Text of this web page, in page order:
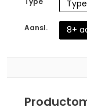
Type
Aansl. 8+